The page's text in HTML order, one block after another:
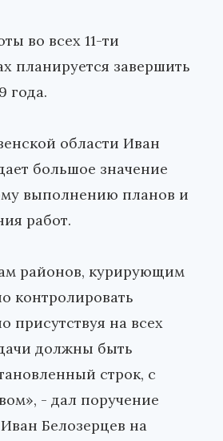
во всех 11-ти
планируется завершить
года.
области Иван
большое значение
выполнению планов и
работ.
районов, курирующим
контролировать
присутствуя на всех
должны быть
строк, с
- дал поручение
Белозерцев на